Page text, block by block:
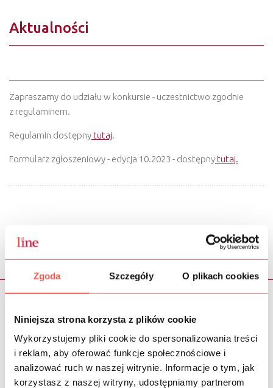
Zgoda Szczegóły O plikach cookies
Niniejsza strona korzysta z plików cookie
Wykorzystujemy pliki cookie do spersonalizowania treści
i reklam, aby oferować funkcje społecznościowe i
analizować ruch w naszej witrynie. Informacje o tym, jak
korzystasz z naszej witryny, udostępniamy partnerom
Aktualności
Zapraszamy do udziału w konkursie - uczestnictwo zgodnie
z regulaminem.
Regulamin dostępnytutaj.
Formularz zgłoszeniowy - edycja 10.2023 - dostępnytutaj.
< poprzednia następna >
Klienci, którzy nam zaufali